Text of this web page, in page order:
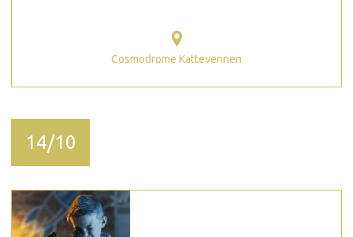
Cosmodrome Kattevennen
14/10